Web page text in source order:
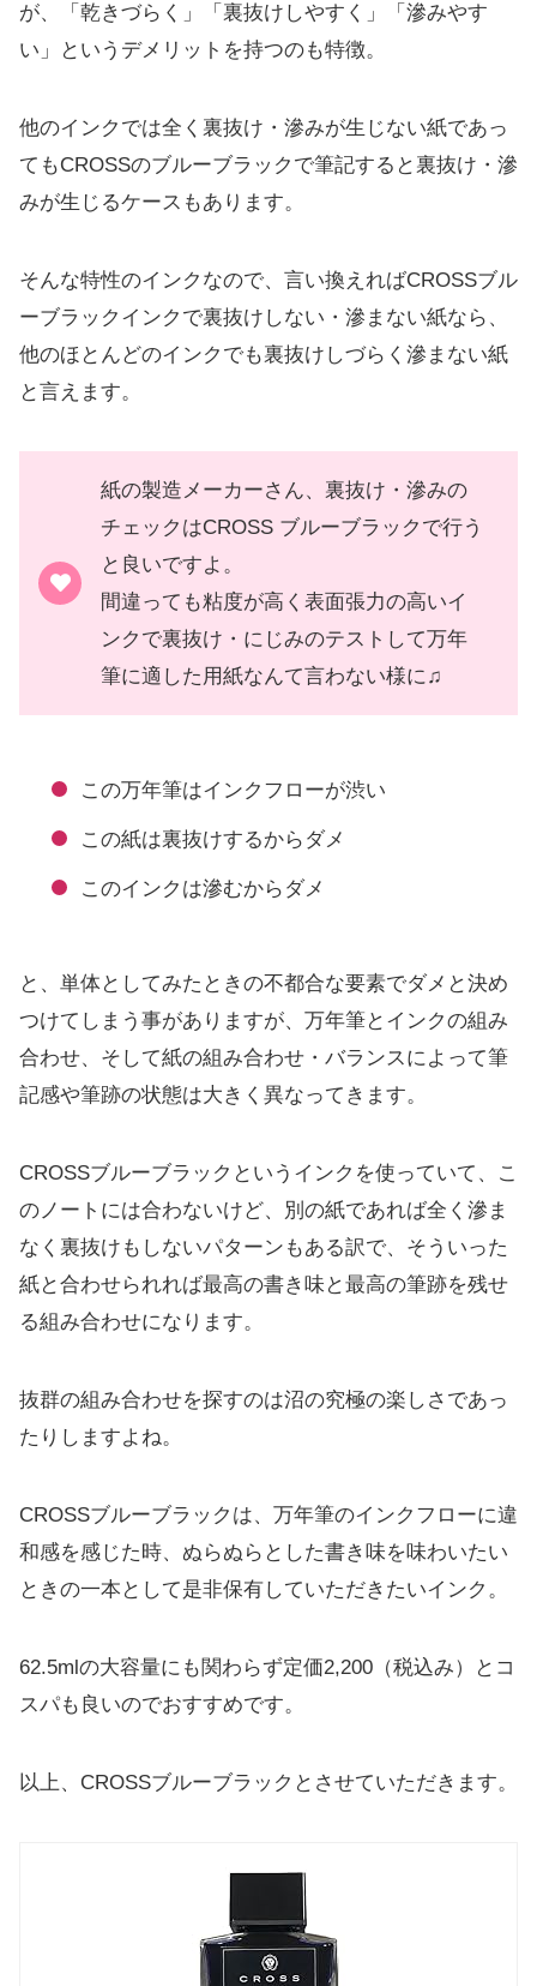
が、「乾きづらく」「裏抜けしやすく」「滲みやす
い」というデメリットを持つのも特徴。
他のインクでは全く裏抜け・滲みが生じない紙であっ
てもCROSSのブルーブラックで筆記すると裏抜け・滲
みが生じるケースもあります。
そんな特性のインクなので、言い換えればCROSSブル
ーブラックインクで裏抜けしない・滲まない紙なら、
他のほとんどのインクでも裏抜けしづらく滲まない紙
と言えます。
紙の製造メーカーさん、裏抜け・滲みの
チェックはCROSS ブルーブラックで行う
と良いですよ。
間違っても粘度が高く表面張力の高いイ
ンクで裏抜け・にじみのテストして万年
筆に適した用紙なんて言わない様に♫
この万年筆はインクフローが渋い
この紙は裏抜けするからダメ
このインクは滲むからダメ
と、単体としてみたときの不都合な要素でダメと決め
つけてしまう事がありますが、万年筆とインクの組み
合わせ、そして紙の組み合わせ・バランスによって筆
記感や筆跡の状態は大きく異なってきます。
CROSSブルーブラックというインクを使っていて、こ
のノートには合わないけど、別の紙であれば全く滲ま
なく裏抜けもしないパターンもある訳で、そういった
紙と合わせられれば最高の書き味と最高の筆跡を残せ
る組み合わせになります。
抜群の組み合わせを探すのは沼の究極の楽しさであっ
たりしますよね。
CROSSブルーブラックは、万年筆のインクフローに違
和感を感じた時、ぬらぬらとした書き味を味わいたい
ときの一本として是非保有していただきたいインク。
62.5mlの大容量にも関わらず定価2,200（税込み）とコ
スパも良いのでおすすめです。
以上、CROSSブルーブラックとさせていただきます。